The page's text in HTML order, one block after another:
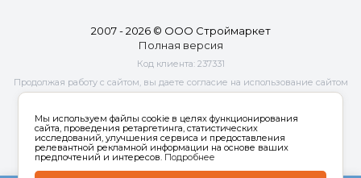
2007 - 2026 © ООО Строймаркет
Полная версия
Код клиента: 237331
Продолжая работу с сайтом, вы даете согласие на использование сайтом
cookies иобработку персональных данныхв целях функционирования
улучшения сервиса и предоставления релевантной рекламной
информации на основе ваших предпочтений и интересов.
Мы используем файлы cookie в целях функционирования
сайта, проведения ретаргетинга, статистических
исследований, улучшения сервиса и предоставления
релевантной рекламной информации на основе ваших
предпочтений и интересов. Подробнее